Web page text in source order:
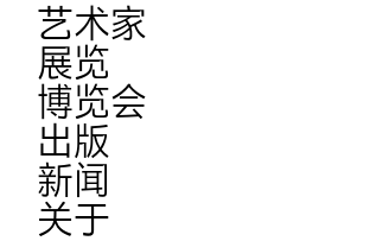
艺术家
展览
博览会
出版
新闻
关于